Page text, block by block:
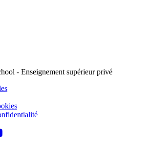
- Enseignement supérieur privé